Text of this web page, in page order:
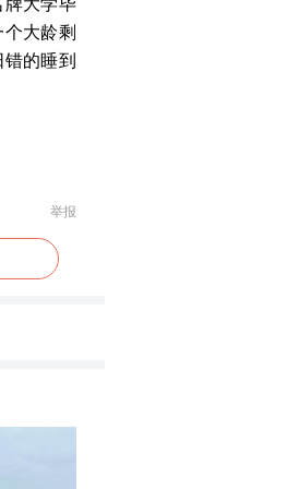
大龄剩
的睡到
举报